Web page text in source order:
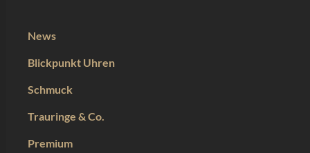
News
Blickpunkt Uhren
Schmuck
Trauringe & Co.
Premium